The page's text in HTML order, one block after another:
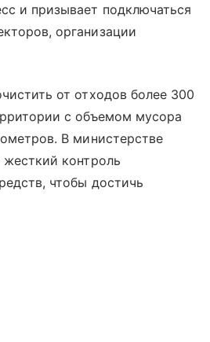
и призывает подключаться
организации
от отходов более 300
с объемом мусора
В министерстве
контроль
чтобы достичь